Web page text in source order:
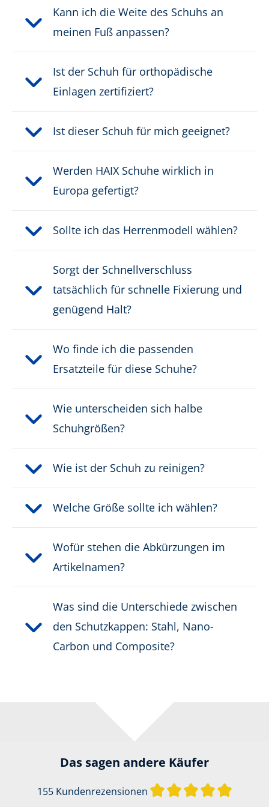
7,5 cm
niedrig
Obermaterial: Mikrofaser/Textil
Schutzklasse: S3
Verschluss: Schnellverschluss
Kann ich die Weite des Schuhs an
meinen Fuß anpassen?
Ist der Schuh für orthopädische
Einlagen zertifiziert?
Ist dieser Schuh für mich geeignet?
Werden HAIX Schuhe wirklich in
Europa gefertigt?
Sollte ich das Herrenmodell wählen?
Sorgt der Schnellverschluss
tatsächlich für schnelle Fixierung und
genügend Halt?
Wo finde ich die passenden
Ersatzteile für diese Schuhe?
Wie unterscheiden sich halbe
Schuhgrößen?
Wie ist der Schuh zu reinigen?
Welche Größe sollte ich wählen?
Wofür stehen die Abkürzungen im
Artikelnamen?
Was sind die Unterschiede zwischen
den Schutzkappen: Stahl, Nano-
Carbon und Composite?
Das sagen andere Käufer
155 Kundenrezensionen